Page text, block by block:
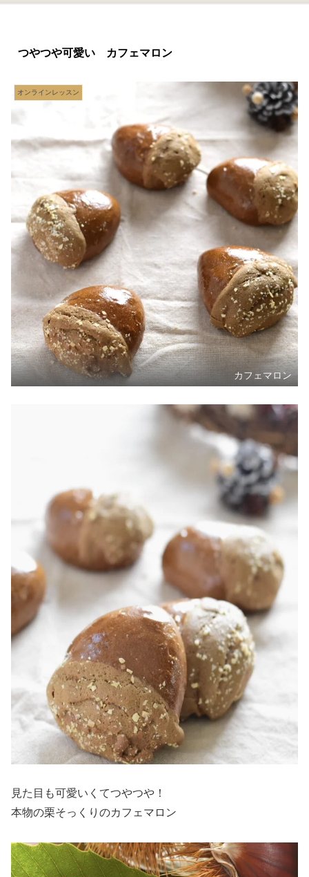
つやつや可愛い カフェマロン
オンラインレッスン
カフェマロン
見た目も可愛いくてつやつや！
本物の栗そっくりのカフェマロン